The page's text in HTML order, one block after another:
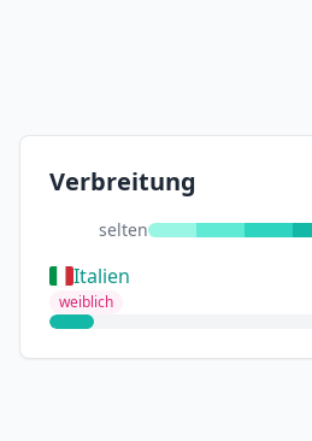
Verbreitung
selten
Italien
weiblich